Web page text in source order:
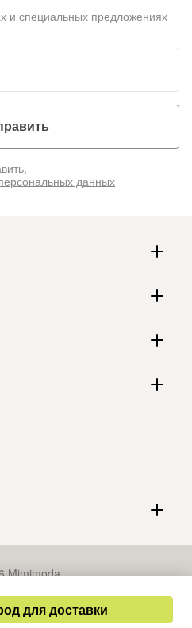
для доставки
и специальных предложениях
данных
Mimimoda